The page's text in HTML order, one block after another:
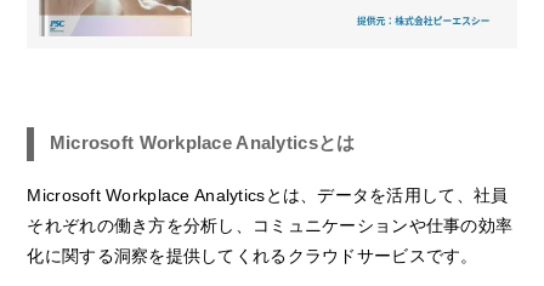
Microsoft Workplace Analyticsとは
Microsoft Workplace Analyticsとは、データを活用して、社員
それぞれの働き方を分析し、コミュニケーションや仕事の効率
化に関する洞察を提供してくれるクラウドサービスです。